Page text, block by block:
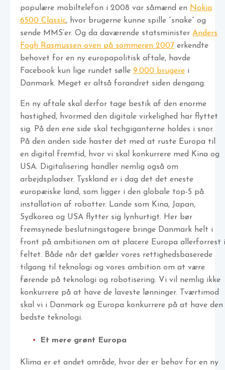
populære mobiltelefon i 2008 var såmænd en Nokia
6500 Classic, hvor brugerne kunne spille ”snake” og
sende MMS’er. Og da daværende statsminister Anders
Fogh Rasmussen oven på sommeren 2007 erkendte
behovet for en ny europapolitisk aftale, havde
Facebook kun lige rundet sølle 9.000 brugere i
Danmark. Meget er altså forandret siden dengang.
En ny aftale skal derfor tage bestik af den enorme
hastighed, hvormed den digitale virkelighed har flyttet
sig. På den ene side skal techgiganterne holdes i snor.
På den anden side haster det med at ruste Europa til
en digital fremtid, hvor vi skal konkurrere med Kina og
USA. Digitalisering handler nemlig også om
arbejdspladser. Tyskland er i dag det det eneste
europæiske land, som ligger i den globale top-5 på
installation af robotter. Lande som Kina, Japan,
Sydkorea og USA flytter sig lynhurtigt. Her bør
fremsynede beslutningstagere bringe Danmark helt i
front på ambitionen om at placere Europa allerforrest i
feltet. Både når det gælder vores rettighedsbaserede
tilgang til teknologi og vores ambition om at være
førende på teknologi og robotisering. Vi vil nemlig ikke
konkurrere på at have de laveste lønninger. Tværtimod
skal vi i Danmark og Europa konkurrere på at have den
bedste teknologi.
Et mere grønt Europa
Klima er et andet område, hvor der er behov for en ny